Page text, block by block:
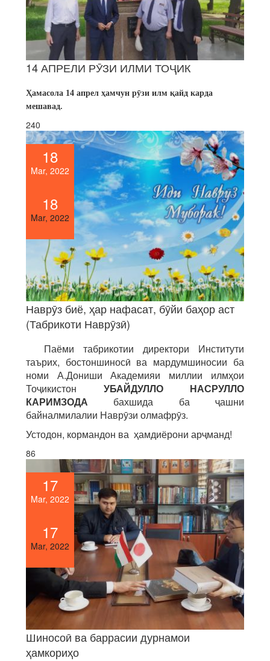
14 АПРЕЛИ РӮЗИ ИЛМИ ТОҶИК
Ҳамасола 14 апрел ҳамчун рӯзи илм қайд карда
мешавад.
240
18
Mar, 2022
18
Mar, 2022
Наврӯз биё, ҳар нафасат, бӯйи баҳор аст
(Табрикоти Наврӯзӣ)
Паёми табрикотии директори Институти
таърих, бостоншиносӣ ва мардумшиносии ба
номи А.Дониши Академияи миллии илмҳои
Тоҷикистон УБАЙДУЛЛО НАСРУЛЛО
КАРИМЗОДА бахшида ба ҷашни
байналмилалии Наврӯзи олмафрӯз.
Устодон, кормандон ва ҳамдиёрони арҷманд!
86
17
Mar, 2022
17
Mar, 2022
Шиносоӣ ва баррасии дурнамои
ҳамкориҳо